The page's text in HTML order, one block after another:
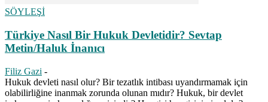
SÖYLEŞİ
Türkiye Nasıl Bir Hukuk Devletidir? Sevtap
Metin/Haluk İnanıcı
Filiz Gazi -
Hukuk devleti nasıl olur? Bir tezatlık intibası uyandırmamak için
olabilirliğine inanmak zorunda olunan mıdır? Hukuk, bir devlet